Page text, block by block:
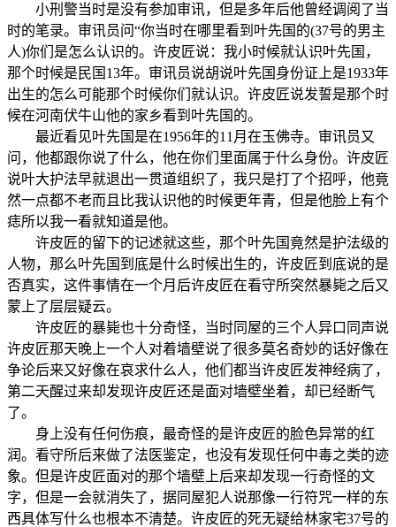
小刑警当时是没有参加审讯，但是多年后他曾经调阅了当
时的笔录。审讯员问“你当时在哪里看到叶先国的(37号的男主
人)你们是怎么认识的。许皮匠说：我小时候就认识叶先国，
那个时候是民国13年。审讯员说胡说叶先国身份证上是1933年
出生的怎么可能那个时候你们就认识。许皮匠说发誓是那个时
候在河南伏牛山他的家乡看到叶先国的。
最近看见叶先国是在1956年的11月在玉佛寺。审讯员又
问，他都跟你说了什么，他在你们里面属于什么身份。许皮匠
说叶大护法早就退出一贯道组织了，我只是打了个招呼，他竟
然一点都不老而且比我认识他的时候更年青，但是他脸上有个
痣所以我一看就知道是他。
许皮匠的留下的记述就这些，那个叶先国竟然是护法级的
人物，那么叶先国到底是什么时候出生的，许皮匠到底说的是
否真实，这件事情在一个月后许皮匠在看守所突然暴毙之后又
蒙上了层层疑云。
许皮匠的暴毙也十分奇怪，当时同屋的三个人异口同声说
许皮匠那天晚上一个人对着墙壁说了很多莫名奇妙的话好像在
争论后来又好像在哀求什么人，他们都当许皮匠发神经病了，
第二天醒过来却发现许皮匠还是面对墙壁坐着，却已经断气
了。
身上没有任何伤痕，最奇怪的是许皮匠的脸色异常的红
润。看守所后来做了法医鉴定，也没有发现任何中毒之类的迹
象。但是许皮匠面对的那个墙壁上后来却发现一行奇怪的文
字，但是一会就消失了，据同屋犯人说那像一行符咒一样的东
西具体写什么也根本不清楚。许皮匠的死无疑给林家宅37号的